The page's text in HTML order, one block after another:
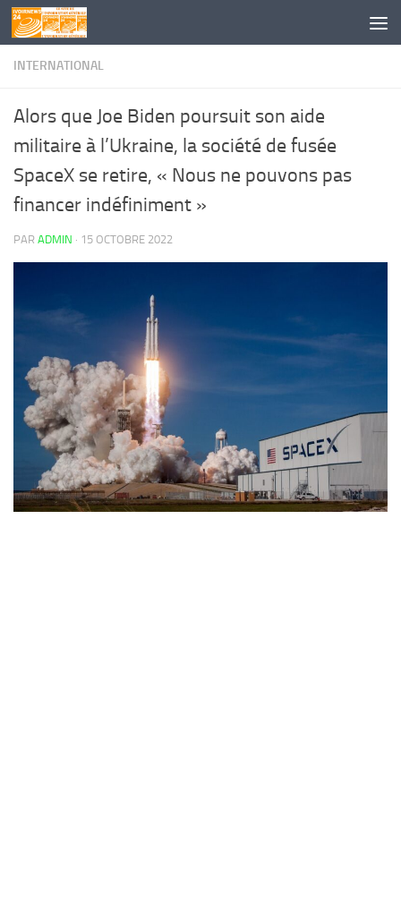
Skip to content
INTERNATIONAL
Alors que Joe Biden poursuit son aide
militaire à l’Ukraine, la société de fusée
SpaceX se retire, « Nous ne pouvons pas
financer indéfiniment »
PAR ADMIN · 15 OCTOBRE 2022